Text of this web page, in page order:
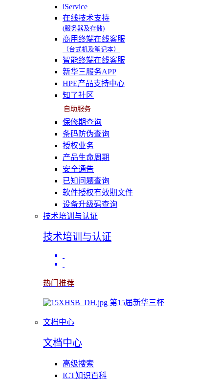
iService
在线技术支持
(服务器及存储)
商用终端在线客服
（台式机及笔记本）
智能终端在线客服
新华三服务APP
HPE产品支持中心
知了社区
自助服务
保修期查询
条码防伪查询
授权业务
产品生命周期
安全通告
已知问题查询
软件授权有效期文件
设备升级码查询
技术培训与认证
技术培训与认证
热门推荐
第15届新华三杯
文档中心
文档中心
高级搜索
ICT知识百科